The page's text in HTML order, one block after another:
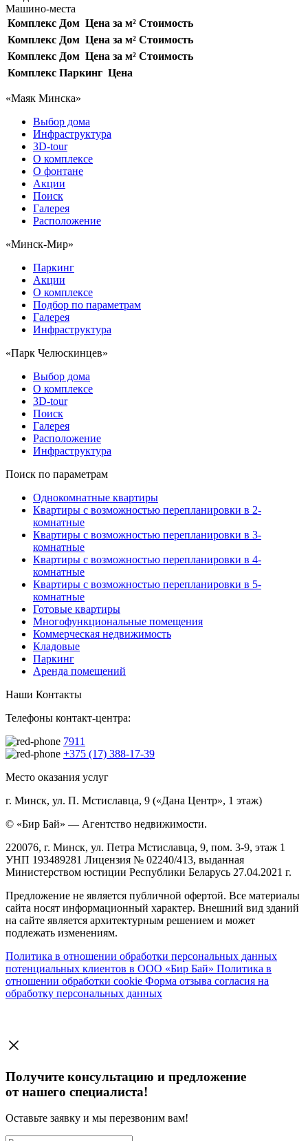
Машино-места
Комплекс Дом Цена за м² Стоимость
Комплекс Дом Цена за м² Стоимость
Комплекс Дом Цена за м² Стоимость
Комплекс Паркинг Цена
«Маяк Минска»
Выбор дома
Инфраструктура
3D-tour
О комплексе
О фонтане
Акции
Поиск
Галерея
Расположение
«Минск-Мир»
Паркинг
Акции
О комплексе
Подбор по параметрам
Галерея
Инфраструктура
«Парк Челюскинцев»
Выбор дома
О комплексе
3D-tour
Поиск
Галерея
Расположение
Инфраструктура
Поиск по параметрам
Однокомнатные квартиры
Квартиры с возможностью перепланировки в 2-
комнатные
Квартиры с возможностью перепланировки в 3-
комнатные
Квартиры с возможностью перепланировки в 4-
комнатные
Квартиры с возможностью перепланировки в 5-
комнатные
Готовые квартиры
Многофункциональные помещения
Коммерческая недвижимость
Кладовые
Паркинг
Аренда помещений
Наши Контакты
Телефоны контакт-центра:
7911
+375 (17) 388-17-39
Место оказания услуг
г. Минск, ул. П. Мстиславца, 9 («Дана Центр», 1 этаж)
© «Бир Бай» — Агентство недвижимости.
220076, г. Минск, ул. Петра Мстиславца, 9, пом. 3-9, этаж 1
УНП 193489281 Лицензия № 02240/413, выданная
Министерством юстиции Республики Беларусь 27.04.2021 г.
Предложение не является публичной офертой. Все материалы
сайта носят информационный характер. Внешний вид зданий
на сайте является архитектурным решением и может
подлежать изменениям.
Политика в отношении обработки персональных данных
потенциальных клиентов в ООО «Бир Бай» Политика в
отношении обработки cookie Форма отзыва согласия на
обработку персональных данных
Получите консультацию и предложение
от нашего специалиста!
Оставьте заявку и мы перезвоним вам!